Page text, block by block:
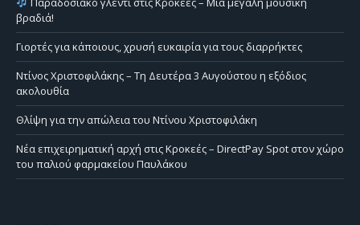
βραδιά!
Γιορτές για κάποιους, χρυσή ευκαιρία για τους διαρρήκτες
Ντίνος Χριστοφιλάκης – Τη Δευτέρα 3 Αυγούστου η εξόδιος
ακολουθία
Θλίψη για την απώλεια του Ντίνου Χριστοφιλάκη
Νέα επιχειρηματική αρχή στις Κροκεές – DirectPay Spot στον χώρο
του παλιού φαρμακείου Παυλάκου